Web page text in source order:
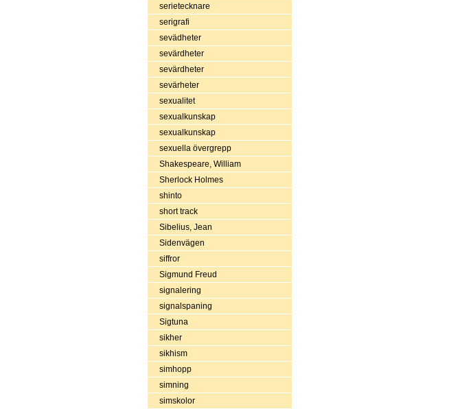
serietecknare
serigrafi
sevädheter
sevärdheter
sevärdheter
sevärheter
sexualitet
sexualkunskap
sexualkunskap
sexuella övergrepp
Shakespeare, William
Sherlock Holmes
shinto
short track
Sibelius, Jean
Sidenvägen
siffror
Sigmund Freud
signalering
signalspaning
Sigtuna
sikher
sikhism
simhopp
simning
simskolor